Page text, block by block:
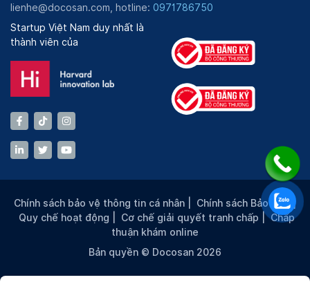
lienhe@docosan.com, hotline: 0971786750
Startup Việt Nam duy nhất là
thành viên của
Chính sách bảo vệ thông tin cá nhân Chính sách Bảo mật |
Quy chế hoạt động
Cơ chế giải quyết tranh chấp |Chấp
thuận khám online
Bản quyền © Docosan 2026